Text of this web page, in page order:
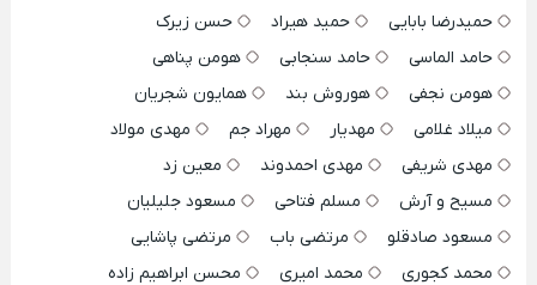
حمیدرضا بابایی
حمید هیراد
حسن زیرک
حامد الماسی
حامد سنجابی
هومن پناهی
هومن نجفی
هوروش بند
همایون شجریان
میلاد غلامی
مهدیار مهراد جم
مهدی مولاد
مهدی شریفی
مهدی احمدوند
معین زد
مسیح و آرش
مسلم فتاحی
مسعود جلیلیان
مسعود صادقلو
مرتضی باب
مرتضی پاشایی
محمد کجوری
محمد امیری
محسن ابراهیم زاده